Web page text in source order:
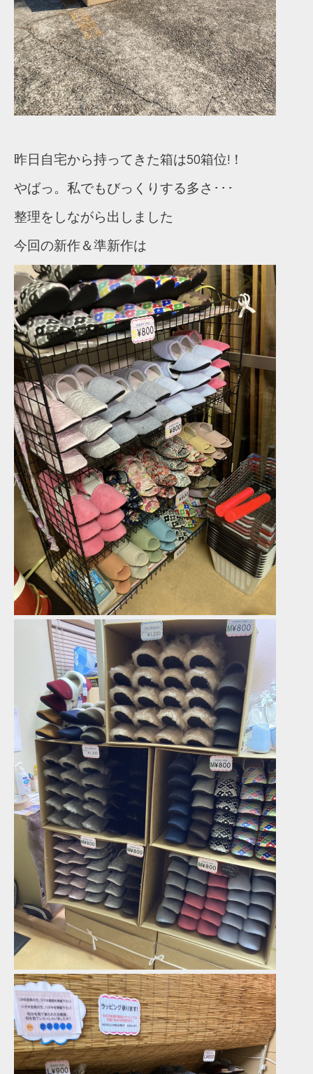
昨日自宅から持ってきた箱は50箱位!！
やばっ。私でもびっくりする多さ･･･
整理をしながら出しました
今回の新作＆準新作は